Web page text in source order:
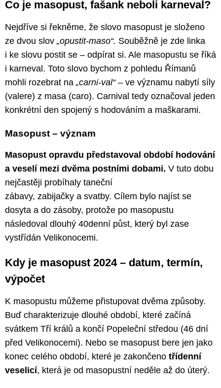
Co je masopust, fašank neboli karneval?
Nejdříve si řekněme, že slovo masopust je složeno
ze dvou slov „opustit-maso“. Souběžně je zde linka
i ke slovu postit se – odpírat si. Ale masopustu se říká
i karneval. Toto slovo bychom z pohledu Římanů
mohli rozebrat na „carni-val“– ve významu nabytí síly
(valere) z masa (caro). Carnival tedy označoval jeden
konkrétní den spojený s hodováním a maškarami.
Masopust – význam
Masopust opravdu představoval období hodování
a veselí mezi dvěma postními dobami. V tuto dobu
nejčastěji probíhaly taneční
zábavy, zabijačky a svatby. Cílem bylo najíst se
dosyta a do zásoby, protože po masopustu
následoval dlouhý 40denní půst, který byl zase
vystřídán Velikonocemi.
Kdy je masopust 2024 – datum, termín,
výpočet
K masopustu můžeme přistupovat dvěma způsoby.
Buď charakterizuje dlouhé období, které začíná
svátkem Tří králů a končí Popeleční středou (46 dní
před Velikonocemi). Nebo se masopust bere jen jako
konec celého období, které je zakončeno třídenní
veselicí, která je od masopustní neděle až do úterý.